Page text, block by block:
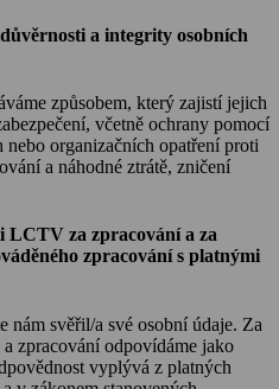
a integrity osobních
způsobem, který zajistí jejich
včetně ochrany pomocí
organizačních opatření proti
a náhodné ztrátě, zničení
LCTV za zpracování a za
zpracování s platnými
nám svěřil/a své osobní údaje. Za
zpracování odpovídáme jako
vyplývá z platných